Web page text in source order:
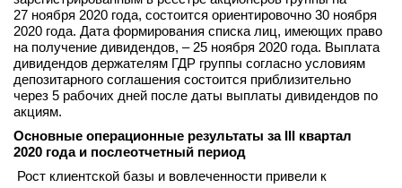
27 ноября 2020 года, состоится ориентировочно 30 ноября
2020 года. Дата формирования списка лиц, имеющих право
на получение дивидендов, – 25 ноября 2020 года. Выплата
дивидендов держателям ГДР группы согласно условиям
депозитарного соглашения состоится приблизительно
через 5 рабочих дней после даты выплаты дивидендов по
акциям.
Основные операционные результаты за III квартал
2020 года и послеотчетный период
Рост клиентской базы и вовлеченности привели к